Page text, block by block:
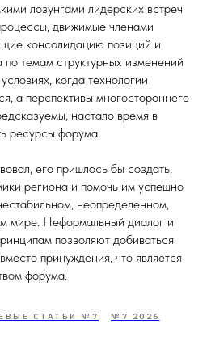
лозунгами лидерских встреч
движимые членами
консолидацию позиций и
темам структурных изменений
когда технологии
а перспективы многостороннего
настало время в
ресурсы форума.
его пришлось бы создать,
региона и помочь им успешно
неопределенном,
мире. Неформальный диалог и
позволяют добиваться
принуждения, что является
форума.
СТАТЬИ №7 №7 2026